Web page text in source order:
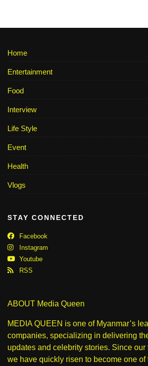
Home
Entertainment
Food
Interview
Life Style
Event
Health
Vlogs
STAY CONNECTED
Facebook
Instagram
Youtube
RSS
ABOUT Media Queen
MEDIA QUEEN is one of Myanmar’s
companies, specializing in delivering
updates and celebrity stories. Since
we have quickly risen to become one of